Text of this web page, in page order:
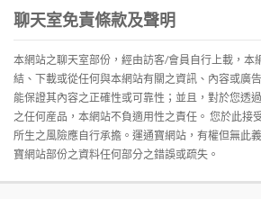
聊天室免責條款及聲明
本網站之聊天室部份，經由訪客/會員自行上載，本
結、下載或從任何與本網站有關之資訊、內容或廣
能保證其內容之正確性或可靠性；並且，對於您透
之任何産品，本網站不負適用性之責任。 您於此接
所生之風險應自行承擔。運通寶網站，有權但無此
寶網站部份之資料任何部分之錯誤或疏失。